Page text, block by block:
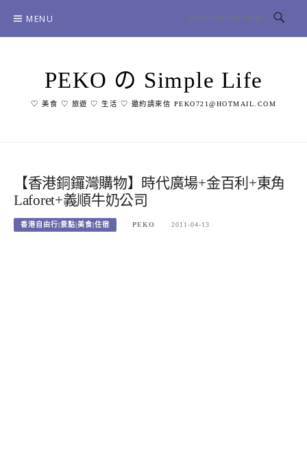
content
MENU
PEKO の Simple Life
♡ 美食 ♡ 旅遊 ♡ 生活 ♡ 邀約請來信 PEKO721@HOTMAIL.COM
【香港銅鑼灣購物】時代廣場+金百利+東角
Laforet+義順牛奶公司
香港自由行|景點|美食|住宿 PEKO 2011-04-13